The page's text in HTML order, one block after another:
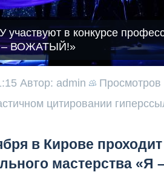
участвуют в конкурсе
– ВОЖАТЫЙ!»
Автор: admin
Просмотров
цитировании
в Кирове
мастерства